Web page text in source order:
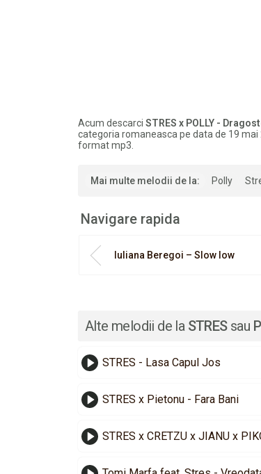
Acum descarci STRES x POLLY -
categoria romaneasca pe data de 19
format mp3.
Mai multe melodii de la: Polly
Navigare rapida
Iuliana Beregoi – Slow low
Alte melodii de la STRESsau
STRES - Lasa Capul Jos
STRES x Pietonu - Fara Bani
STRES x CRETZU x JIANU x